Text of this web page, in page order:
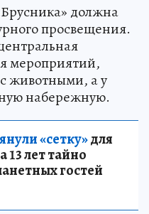
должна
просвещения.
мероприятий,
животными, а у
набережную.
«сетку»для
13 лет тайно
гостей